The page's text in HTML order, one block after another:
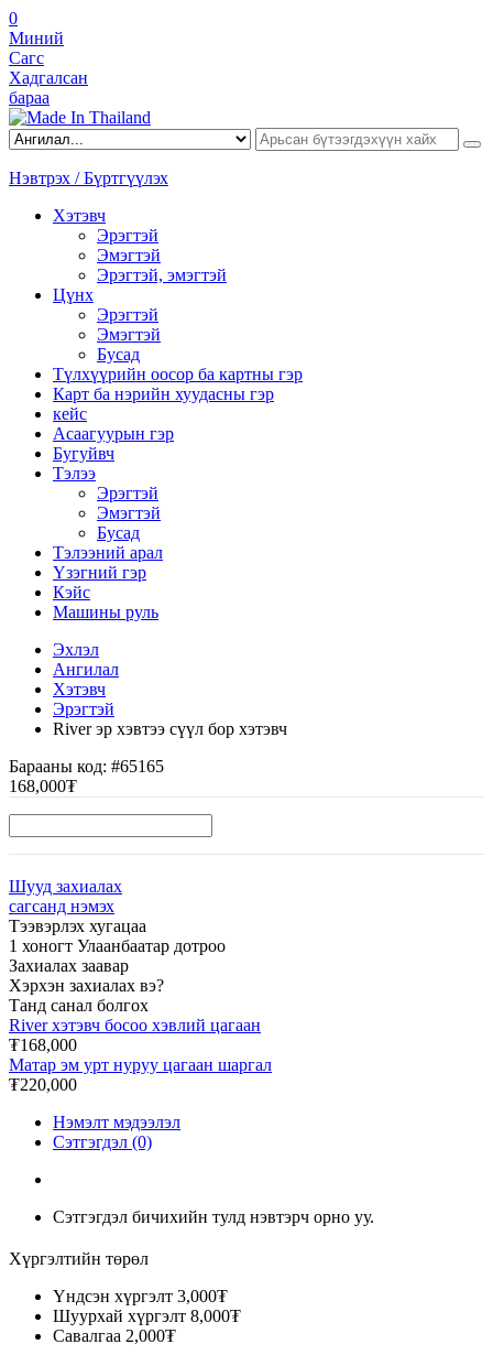
0
Миний
Сагс
Хадгалсан
бараа
Нэвтрэх / Бүртгүүлэх
Хэтэвч
Эрэгтэй
Эмэгтэй
Эрэгтэй, эмэгтэй
Цүнх
Эрэгтэй
Эмэгтэй
Бусад
Түлхүүрийн оосор ба картны гэр
Карт ба нэрийн хуудасны гэр
кейс
Асаагуурын гэр
Бугуйвч
Тэлээ
Эрэгтэй
Эмэгтэй
Бусад
Тэлээний арал
Үзэгний гэр
Кэйс
Машины руль
Эхлэл
Ангилал
Хэтэвч
Эрэгтэй
River эр хэвтээ сүүл бор хэтэвч
Барааны код: #65165
168,000₮
Шууд захиалах
сагсанд нэмэх
Тээвэрлэх хугацаа
1 хоногт Улаанбаатар дотроо
Захиалах заавар
Хэрхэн захиалах вэ?
Танд санал болгох
River хэтэвч босоо хэвлий цагаан
₮168,000
Матар эм урт нуруу цагаан шаргал
₮220,000
Нэмэлт мэдээлэл
Сэтгэгдэл (0)
Сэтгэгдэл бичихийн тулд нэвтэрч орно уу.
Хүргэлтийн төрөл
Үндсэн хүргэлт 3,000₮
Шуурхай хүргэлт 8,000₮
Савалгаа 2,000₮